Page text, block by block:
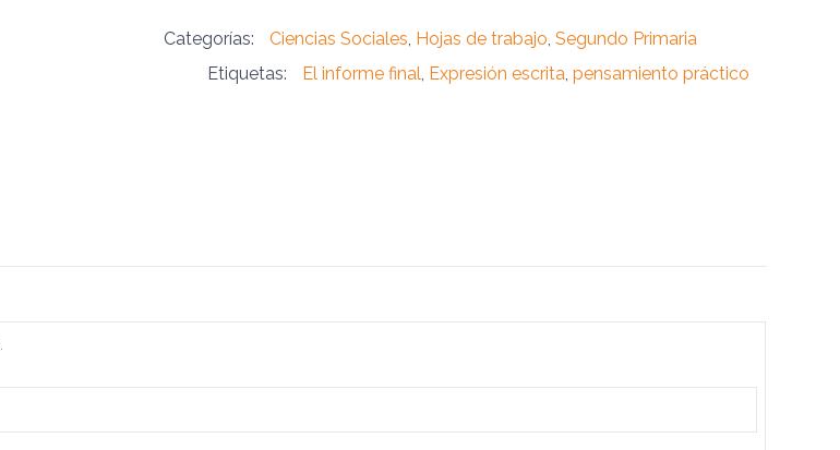
Categorías: Ciencias Sociales, Hojas de trabajo, Segundo Primaria
Etiquetas:
El informe final, Expresión escrita, pensamiento práctico